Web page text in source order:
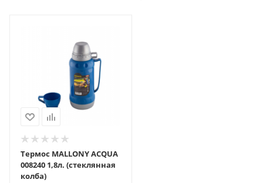
Термос MALLONY ACQUA
008240 1,8л. (стеклянная
колба)